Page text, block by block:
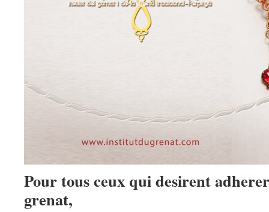
Pour tous ceux qui desirent
grenat,